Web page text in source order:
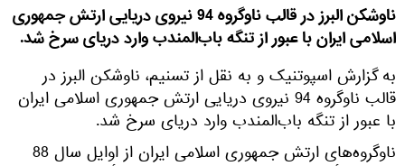
ناوشکن البرز در قالب ناوگروه 94 نیروی دریایی ارتش جمهوری
اسلامی ایران با عبور از تنگه باب‌المندب وارد دریای سرخ شد.
به گزارش اسپوتنیک و به نقل از تسنیم، ناوشکن البرز در
قالب ناوگروه 94 نیروی دریایی ارتش جمهوری اسلامی ایران
با عبور از تنگه باب‌المندب وارد دریای سرخ شد.
ناوگروه‌های ارتش جمهوری اسلامی ایران از اوایل سال 88